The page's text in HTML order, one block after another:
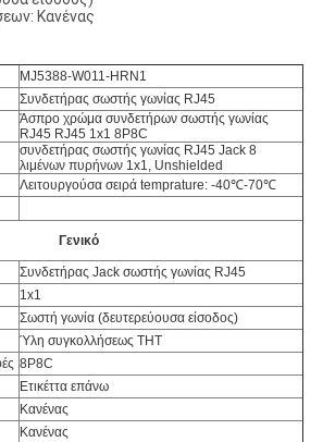
Κανένας
MJ5388-W011-HRN1
Συνδετήρας σωστής γωνίας RJ45
Άσπρο χρώμα συνδετήρων σωστής γωνίας
RJ45 RJ45 1x1 8P8C
συνδετήρας σωστής γωνίας RJ45 Jack 8
λιμένων πυρήνων 1x1, Unshielded
Λειτουργούσα σειρά temprature: -40℃-70℃
Γενικό
Συνδετήρας Jack σωστής γωνίας RJ45
1x1
Σωστή γωνία (δευτερεύουσα είσοδος)
Ύλη συγκολλήσεως THT
8P8C
Ετικέττα επάνω
Κανένας
Κανένας